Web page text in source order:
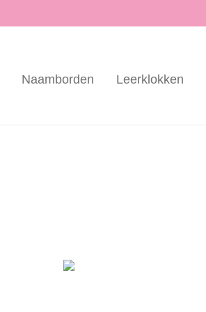
Naamborden Leerklokken